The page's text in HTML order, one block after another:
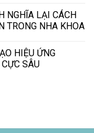
NGHĨA LẠI CÁCH
TRONG NHA KHOA
HIỆU ỨNG
SÂU